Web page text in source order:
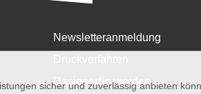
Newsletteranmeldung
Designer*in werden
sicher und zuverlässig anbieten